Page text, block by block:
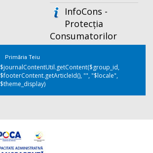
InfoCons -
Protecția
Consumatorilor
Primăria Teiu
$journalContentUtil.getContent($group_id,
$footerContent.getArticleId(), "", "$locale",
$theme_display)